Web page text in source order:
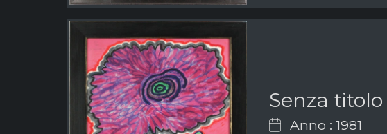
Senza titolo
Anno : 1981